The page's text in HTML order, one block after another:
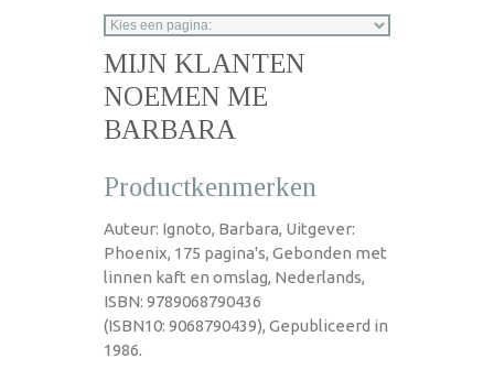
MIJN KLANTEN
NOEMEN ME
BARBARA
Productkenmerken
Auteur: Ignoto, Barbara, Uitgever:
Phoenix, 175 pagina's, Gebonden met
linnen kaft en omslag, Nederlands,
ISBN: 9789068790436
(ISBN10: 9068790439), Gepubliceerd in
1986.